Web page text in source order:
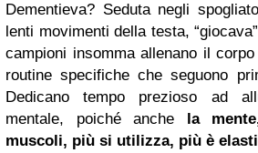
Dementieva? Seduta negli
lenti movimenti della testa,
campioni insomma allenano il
routine specifiche che seguono
Dedicano tempo prezioso ad
mentale, poiché anche la
muscoli, più si utilizza, più è